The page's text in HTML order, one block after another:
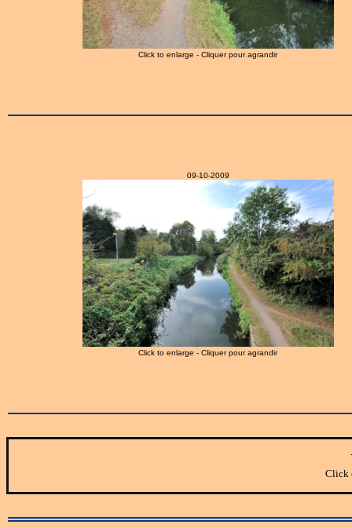
Click to enlarge - Cliquer pour agrandir
09-10-2009
Click to enlarge - Cliquer pour agrandir
Click